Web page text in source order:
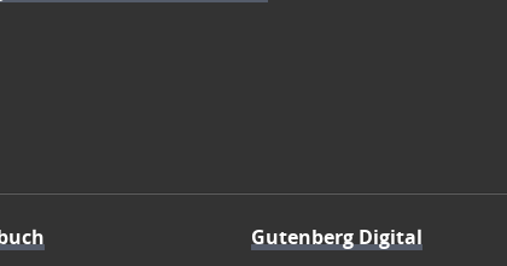
Gutenberg Digital